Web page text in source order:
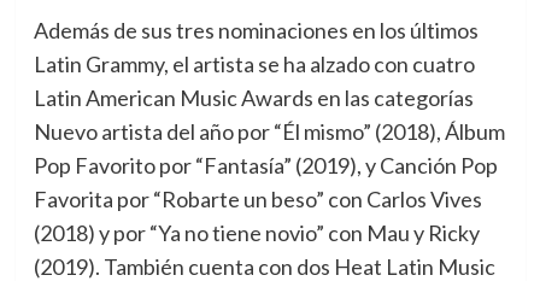
Además de sus tres nominaciones en los últimos
Latin Grammy, el artista se ha alzado con cuatro
Latin American Music Awards en las categorías
Nuevo artista del año por “Él mismo” (2018), Álbum
Pop Favorito por “Fantasía” (2019), y Canción Pop
Favorita por “Robarte un beso” con Carlos Vives
(2018) y por “Ya no tiene novio” con Mau y Ricky
(2019). También cuenta con dos Heat Latin Music